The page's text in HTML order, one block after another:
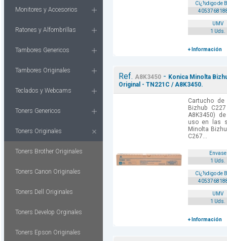
Monitores y Accesorios
Ratones y Alfombrillas
Tambores Genericos
Tambores Originales
Teclados y Webcams
Toners Genericos
Toners Originales
Toners Brother Originales
Toners Canon Originales
Toners Dell Originales
Toners Develop Orginales
Toners Epson Originales
Cï¿½digo de
UMV
1 Uds.
+ Información
Ref. A8K3450- Konica Minolta
Original - TN221C / A8K3450.
Cartucho
Bizhub
A8K3450)
uso en las
Minolta
C267...
Envase
1 Uds.
Cï¿½digo de
UMV
1 Uds.
+ Información